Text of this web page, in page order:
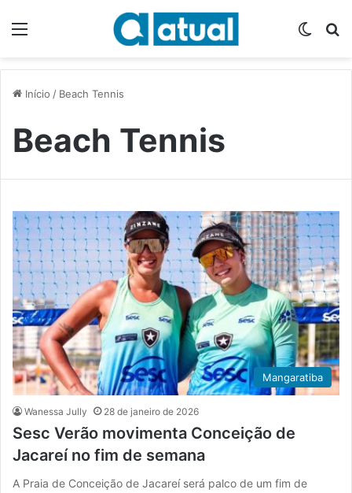
Início / Beach Tennis
Beach Tennis
Mangaratiba
Wanessa Jully 28 de janeiro de 2026
Sesc Verão movimenta Conceição de
Jacareí no fim de semana
A Praia de Conceição de Jacareí será palco de um fim de